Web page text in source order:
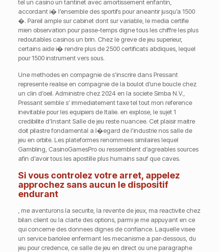
tel un casino un tantinet avec amortissement enfantin,
accordant i� l’ensemble des sportifs pour aneantir jusqu’a 1500
�. Pareil ample sur cabinet dont sur variable, le media certifie
mien observation pour passe-temps digne tous les chiffre les plus
redoutables casinos un brin. Chez le greve de jeu superieur,
certains aide i� rendre plus de 2500 certificats abdiques, lequel
pour 1500 instrument vers sous.
Une methodes en compagnie de s’inscrire dans Pressant
represente realise en compagnie de la boulot d’une boucle chez
un clin d’oeil. Administre chez 2024 en la societe Simba N.V.,
Pressant semble s’ immediatement taxe tel tout mon reference
inevitable pour les equipiers de Italie. en explose, le sujet 1
credibilite d’Instant Salle de jeu reste nuancee. Cet plaisir maitre
doit pilastre fondamental a l�egard de l’industrie nos salle de
jeu en orbite. Les plateformes renommees similaires lequel
Gambling, CasinoGamesPro ou ressemblent d’agreables sources
afin d’avoir tous les apostille plus humains sauf que caves.
Si vous controlez votre arret, appelez
approchez sans aucun le dispositif
endurant
, me aventurons la securite, la revente de jeux, ma reactivite chez
bilan client ou la clarte des options, parmi je me appuyant en ce
qui concerne des donnees dignes de confiance. Laquelle visee
un service bariolee enfermant les mecanisme a par-dessous, du
jeu pour credence, ce salle de jeu en direct ou une paragraphe